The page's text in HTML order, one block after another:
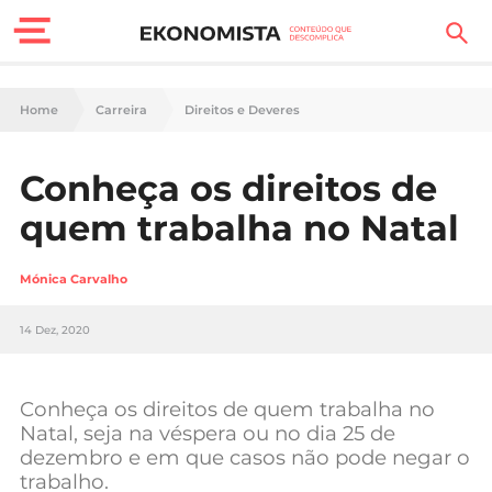
Finanças Pessoais
Carreira
Casa
Tecnologia
Negócios
Home Carreira Direitos e Deveres
Conheça os direitos de
quem trabalha no Natal
Mónica Carvalho
14 Dez, 2020
Conheça os direitos de quem trabalha no
Natal, seja na véspera ou no dia 25 de
dezembro e em que casos não pode negar o
trabalho.